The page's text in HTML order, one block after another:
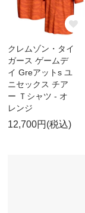
クレムゾン・タイ
ガース ゲームデ
イ Greアットs ユ
ニセックス チア
ー Ｔシャツ - オ
レンジ
12,700円(税込)